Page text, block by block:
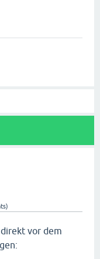
vor dem